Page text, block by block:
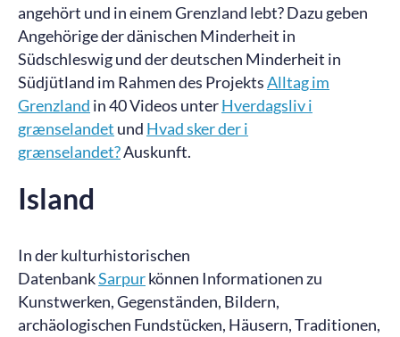
angehört und in einem Grenzland lebt? Dazu geben
Angehörige der dänischen Minderheit in
Südschleswig und der deutschen Minderheit in
Südjütland im Rahmen des ProjektsAlltag im
Grenzland in 40 Videos unterHverdagsliv i
grænselandet und Hvad sker der i
grænselandet?Auskunft.
Island
In der kulturhistorischen
DatenbankSarpurkönnen Informationen zu
Kunstwerken, Gegenständen, Bildern,
archäologischen Fundstücken, Häusern, Traditionen,